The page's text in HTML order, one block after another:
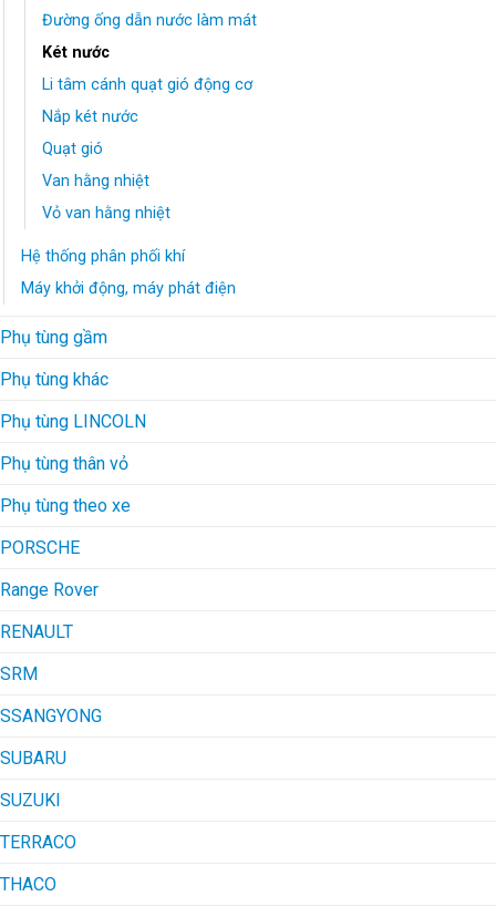
Đường ống dẫn nước làm mát
Két nước
Li tâm cánh quạt gió động cơ
Nắp két nước
Quạt gió
Van hằng nhiệt
Vỏ van hằng nhiệt
Hệ thống phân phối khí
Máy khởi động, máy phát điện
Phụ tùng gầm
Phụ tùng khác
Phụ tùng LINCOLN
Phụ tùng thân vỏ
Phụ tùng theo xe
PORSCHE
Range Rover
RENAULT
SRM
SSANGYONG
SUBARU
SUZUKI
TERRACO
THACO